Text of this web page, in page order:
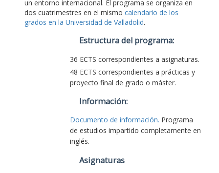
un entorno internacional. El programa se organiza en
dos cuatrimestres en el mismo calendario de los
grados en la Universidad de Valladolid.
Estructura del programa:
36 ECTS correspondientes a asignaturas.
48 ECTS correspondientes a prácticas y
proyecto final de grado o máster.
Información:
Documento de información. Programa
de estudios impartido completamente en
inglés.
Asignaturas